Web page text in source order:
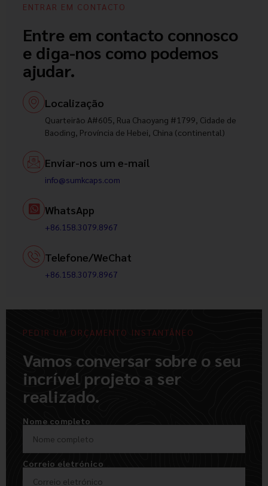
ENTRAR EM CONTACTO
Entre em contacto connosco
e diga-nos como podemos
ajudar.
Localização
Quarteirão A#605, Rua Chaoyang #1799, Cidade de
Baoding, Província de Hebei, China (continental)
Enviar-nos um e-mail
info@sumkcaps.com
WhatsApp
+86.158.3079.8967
Telefone/WeChat
+86.158.3079.8967
PEDIR UM ORÇAMENTO INSTANTÂNEO
Vamos conversar sobre o seu
incrível projeto a ser
realizado.
Nome completo
Correio eletrónico